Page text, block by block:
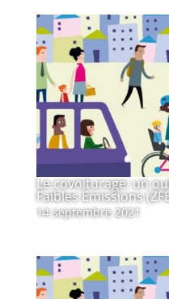
Le covoiturage: un
Faibles Emissions
14 septembre 2021